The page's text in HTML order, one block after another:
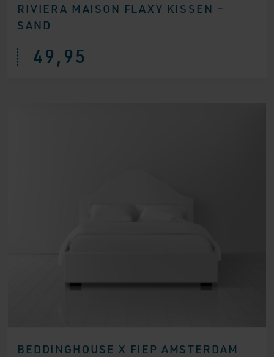
RIVIERA MAISON FLAXY KISSEN –
SAND
49,95
BEDDINGHOUSE X FIEP AMSTERDAM